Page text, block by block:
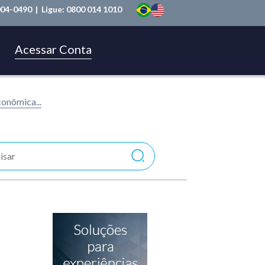
0490 | Ligue: 0800 014 1010
Acessar Conta